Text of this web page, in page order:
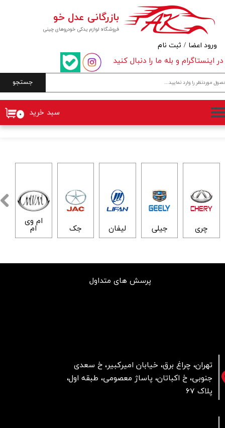
فروشگاه لوازم یدکی خودروهای چینی
بازرگانی عدل خو
جستجو
۰ سبد خرید
در اینستاگرام و بله ما را دنبال کنید
ورود اعضا / ثبت نام
حساب کاربری من
تغییر گذر واژه
سفارشات
خروج از حساب کاربری
ام وی
ام جک لیفان جیلی چری
تهران، چراغ برق، خیابان امیرکبیر، خ سعدی
جنوبی، خ اکباتان، پاساژ معصومی، طبقه اول،
پلاک 67
پرسش های متداول